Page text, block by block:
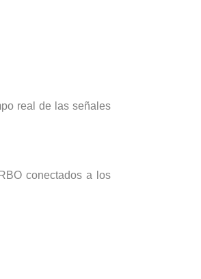
real de las señales
conectados a los